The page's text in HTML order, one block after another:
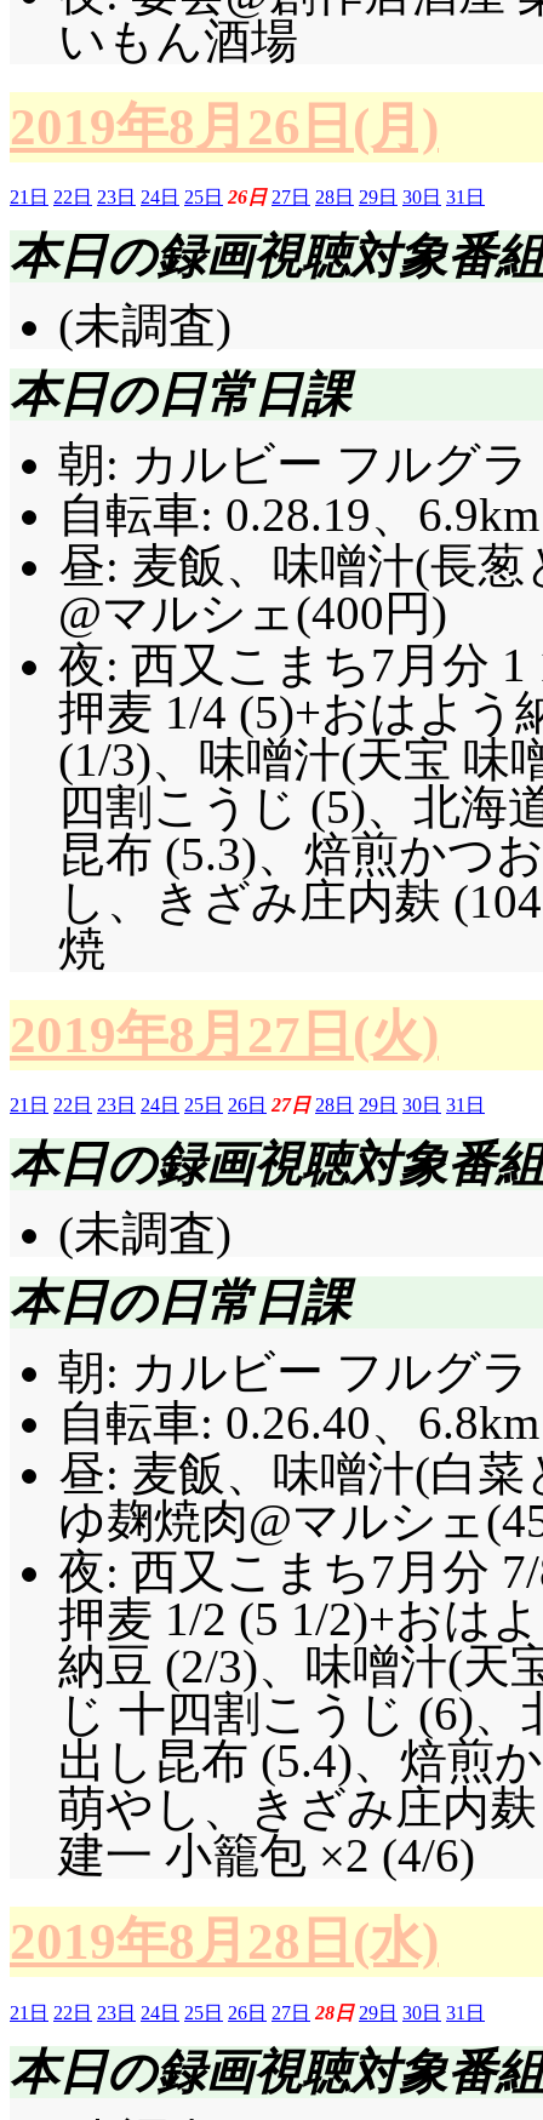
いもん酒場
2019年8月26日(月)
21日 22日 23日 24日 25日 26日 27日 28日 29日 30日 31日
本日の録画視聴対象番組
(未調査)
本日の日常日課
朝: カルビー フルグラ
自転車: 0.28.19、
昼: 麦飯、味噌汁(長
@マルシェ(400円)
夜: 西又こまち7月分 1
押麦 1/4 (5)+おはよう
(1/3)、味噌汁(天宝 味
四割こうじ (5)、北海
昆布 (5.3)、焙煎かつ
し、きざみ庄内麸
焼
2019年8月27日(火)
21日 22日 23日 24日 25日 26日 27日 28日 29日 30日 31日
本日の録画視聴対象番組
(未調査)
本日の日常日課
朝: カルビー フルグラ
自転車: 0.26.40、
昼: 麦飯、味噌汁(白
ゆ麹焼肉@マルシェ
夜: 西又こまち7月分
押麦 1/2 (5 1/2)+おは
納豆 (2/3)、味噌汁(天
じ 十四割こうじ (6)
出し昆布 (5.4)、焙煎
萌やし、きざみ庄内
建一 小籠包 ×2 (4/6)
2019年8月28日(水)
21日 22日 23日 24日 25日 26日 27日 28日 29日 30日 31日
本日の録画視聴対象番組